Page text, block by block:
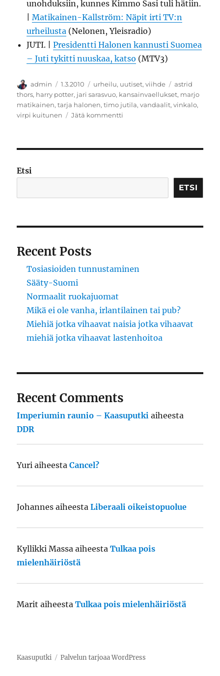
unohduksiin, kunnes Kimmo Sasi tuli hätiin.
|Matikainen-Kallström: Näpit irti TV:n
urheilusta (Nelonen, Yleisradio)
JUTI. |Presidentti Halonen kannusti Suomea
– Juti tykitti nuuskaa, katso (MTV3)
Kirjoittaja
admin Julkaistu
1.3.2010 Kategoriat
urheilu, uutiset,viihde Avainsanat
astrid
thors, harry potter, jari sarasvuo, kansainvaellukset, marjo
matikainen,tarja halonen,timo jutila,vandaalit,vinkalo,
virpi kuitunen
Jätä kommentti
Jutila
Etsi
ETSI
Recent Posts
Tosiasioiden tunnustaminen
Sääty-Suomi
Normaalit ruokajuomat
Mikä ei ole vanha, irlantilainen tai pub?
Miehiä jotka vihaavat naisia jotka vihaavat
miehiä jotka vihaavat lastenhoitoa
Recent Comments
Imperiumin raunio – Kaasuputki aiheesta
DDR
Yuri aiheestaCancel?
Johannes aiheestaLiberaali oikeistopuolue
Kyllikki Massa aiheestaTulkaa pois
mielenhäiriöstä
Marit aiheestaTulkaa pois mielenhäiriöstä
Kaasuputki Palvelun tarjoaa WordPress